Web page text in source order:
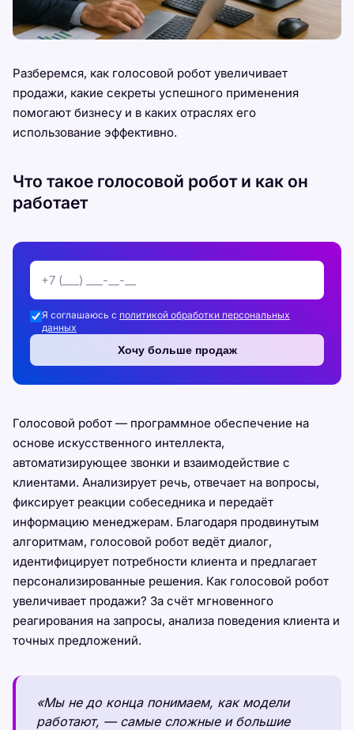
Разберемся, как голосовой робот увеличивает
продажи, какие секреты успешного применения
помогают бизнесу и в каких отраслях его
использование эффективно.
Что такое голосовой робот и как он
работает
Я соглашаюсь с политикой обработки персональных
данных
Хочу больше продаж
Голосовой робот — программное обеспечение на
основе искусственного интеллекта,
автоматизирующее звонки и взаимодействие с
клиентами. Анализирует речь, отвечает на вопросы,
фиксирует реакции собеседника и передаёт
информацию менеджерам. Благодаря продвинутым
алгоритмам, голосовой робот ведёт диалог,
идентифицирует потребности клиента и предлагает
персонализированные решения. Как голосовой робот
увеличивает продажи? За счёт мгновенного
реагирования на запросы, анализа поведения клиента и
точных предложений.
«Мы не до конца понимаем, как модели
работают, — самые сложные и большие